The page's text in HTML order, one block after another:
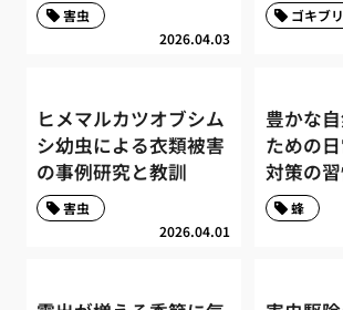
2026.04.03
害虫 ゴキブリ
ヒメマルカツオブシム
シ幼虫による衣類被害
の事例研究と教訓
2026.04.01
害虫
豊かな
ための
対策の
蜂